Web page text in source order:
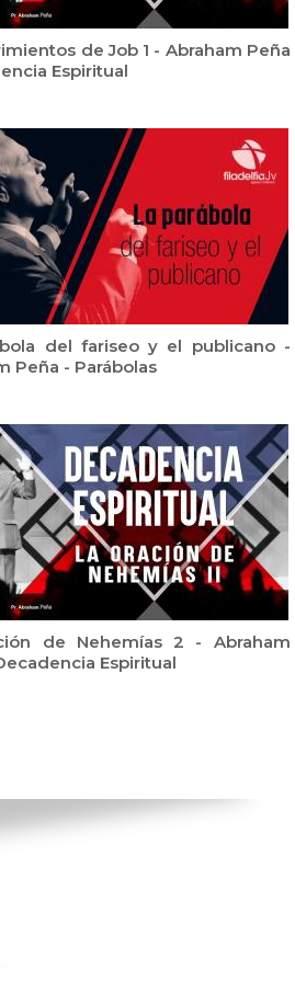
de Job 1 - Abraham Peña
Espiritual
del fariseo y el publicano -
Peña - Parábolas
de Nehemías 2 - Abraham
Espiritual